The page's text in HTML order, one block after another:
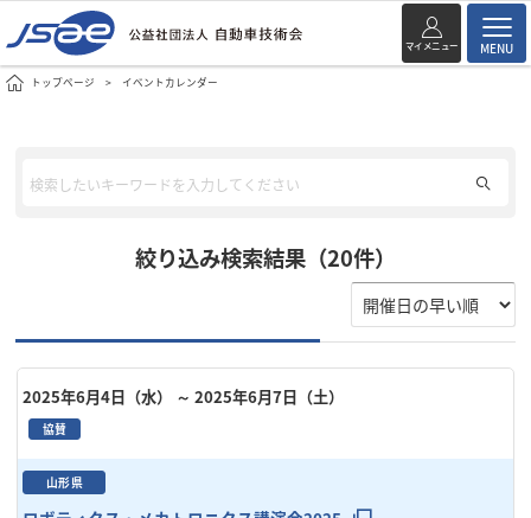
マイメニュー MENU
トップページ イベントカレンダー
絞り込み検索結果（20件）
2025年6月4日（水） ～ 2025年6月7日（土）
協賛
山形県